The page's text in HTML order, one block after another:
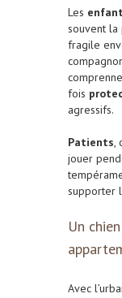
Les
souvent la
fragile
fois
agressifs.
Patients,
jouer
supporter
Un
Avec